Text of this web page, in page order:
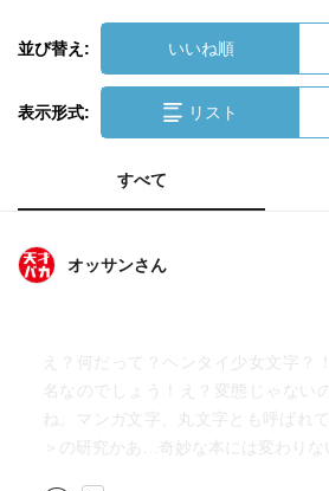
並び替え: いいね順
表示形式: リスト
すべて
オッサンさん
え？何だって？ヘンタイ少女文字？
名なのでしょう！え？変態じゃない
ね。マンガ文字、丸文字とも呼ばれ
＞の研究かあ…奇妙な本には変わりな